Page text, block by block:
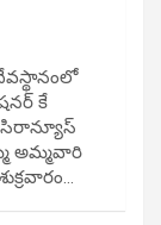
కే
సిరాన్యూస్
అమ్మవారి